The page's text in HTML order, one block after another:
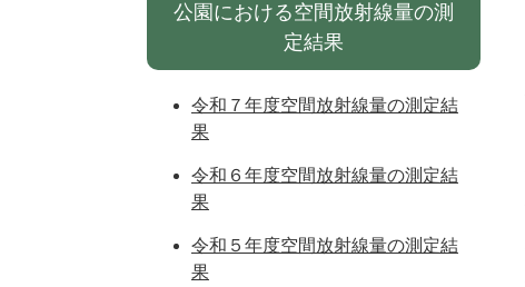
公園における空間放射線量の測
定結果
令和７年度空間放射線量の測定結
果
令和６年度空間放射線量の測定結
果
令和５年度空間放射線量の測定結
果